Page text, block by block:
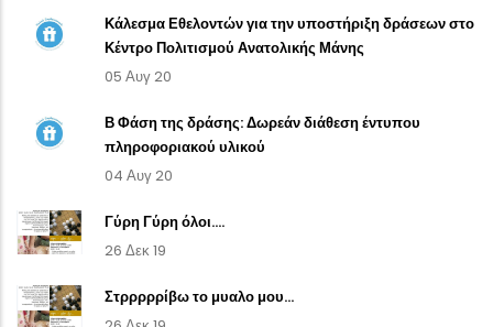
Κάλεσμα Εθελοντών για την υποστήριξη δράσεων στο
Κέντρο Πολιτισμού Ανατολικής Μάνης
05 Αυγ 20
Β Φάση της δράσης: Δωρεάν διάθεση έντυπου
πληροφοριακού υλικού
04 Αυγ 20
Γύρη Γύρη όλοι....
26 Δεκ 19
Στρρρρρίβω το μυαλο μου...